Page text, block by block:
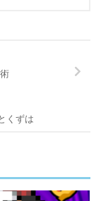
くずは